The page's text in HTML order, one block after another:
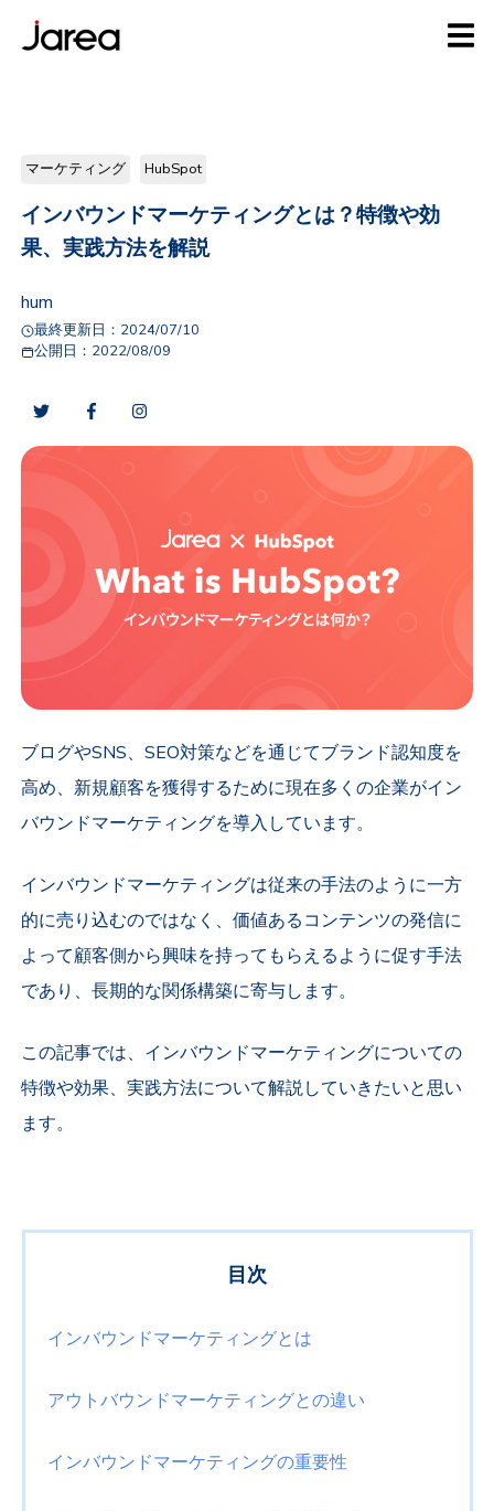
マーケティング HubSpot
インバウンドマーケティングとは？特徴や効
果、実践方法を解説
hum
最終更新日： 2024/07/10
公開日： 2022/08/09
ブログやSNS、SEO対策などを通じてブランド認知度を
高め、新規顧客を獲得するために現在多くの企業がイン
バウンドマーケティングを導入しています。
インバウンドマーケティングは従来の手法のように一方
的に売り込むのではなく、価値あるコンテンツの発信に
よって顧客側から興味を持ってもらえるように促す手法
であり、長期的な関係構築に寄与します。
この記事では、インバウンドマーケティングについての
特徴や効果、実践方法について解説していきたいと思い
ます。
目次
インバウンドマーケティングとは
アウトバウンドマーケティングとの違い
インバウンドマーケティングの重要性